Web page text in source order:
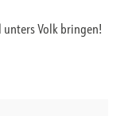
Volk bringen!